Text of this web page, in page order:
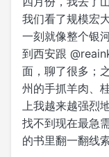
我们看了规模宏
一刻就像整个银
到西安跟
面，聊了很多；
州的手抓羊肉、
上我越来越强烈
找不到现在最急
的书里翻一翻线索